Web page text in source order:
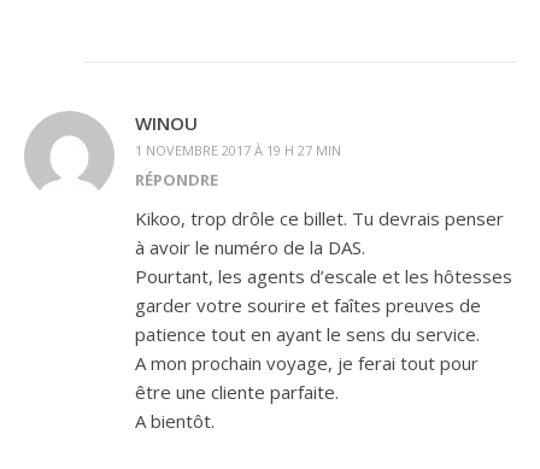
WINOU
1 NOVEMBRE 2017 À 19 H 27 MIN
RÉPONDRE
Kikoo, trop drôle ce billet. Tu devrais penser
à avoir le numéro de la DAS.
Pourtant, les agents d’escale et les hôtesses
garder votre sourire et faîtes preuves de
patience tout en ayant le sens du service.
A mon prochain voyage, je ferai tout pour
être une cliente parfaite.
A bientôt.